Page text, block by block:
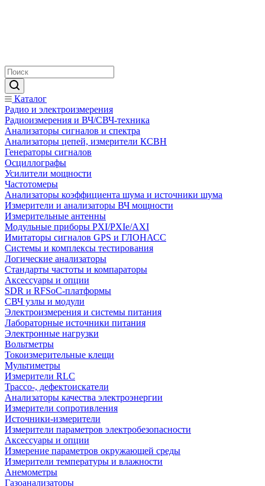
Каталог
Радио и электроизмерения
Радиоизмерения и ВЧ/СВЧ-техника
Анализаторы сигналов и спектра
Анализаторы цепей, измерители КСВН
Генераторы сигналов
Осциллографы
Усилители мощности
Частотомеры
Анализаторы коэффициента шума и источники шума
Измерители и анализаторы ВЧ мощности
Измерительные антенны
Модульные приборы PXI/PXIe/AXI
Имитаторы сигналов GPS и ГЛОНАСС
Системы и комплексы тестирования
Логические анализаторы
Стандарты частоты и компараторы
Аксессуары и опции
SDR и RFSoC‑платформы
СВЧ узлы и модули
Электроизмерения и системы питания
Лабораторные источники питания
Электронные нагрузки
Вольтметры
Токоизмерительные клещи
Мультиметры
Измерители RLC
Трассо-, дефектоискатели
Анализаторы качества электроэнергии
Измерители сопротивления
Источники-измерители
Измерители параметров электробезопасности
Аксессуары и опции
Измерение параметров окружающей среды
Измерители температуры и влажности
Анемометры
Газоанализаторы